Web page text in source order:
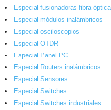
Especial fusionadoras fibra óptica
Especial módulos inalámbricos
Especial osciloscopios
Especial OTDR
Especial Panel PC
Especial Routers inalámbricos
Especial Sensores
Especial Switches
Especial Switches industriales